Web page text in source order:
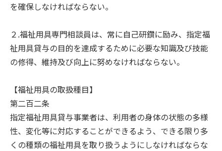
を確保しなければならない。
２.福祉用具専門相談員は、常に自己研鑽に励み、指定福
祉用具貸与の目的を達成するために必要な知識及び技能
の修得、維持及び向上に努めなければならない。
【福祉用具の取扱種目】
第二百二条
指定福祉用具貸与事業者は、利用者の身体の状態の多様
性、変化等に対応することができるよう、できる限り多
くの種類の福祉用具を取り扱うようにしなければならな